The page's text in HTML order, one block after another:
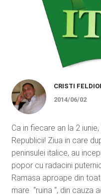
CRISTI
2014/06/02
Ca in fiecare an la 2
Republicii! Ziua in care
peninsulei italice, au
popor cu radacini
Ramasa aproape din
mare “ruina “, din cauza